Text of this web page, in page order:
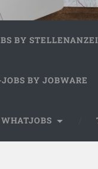
BY
BY JOBWARE